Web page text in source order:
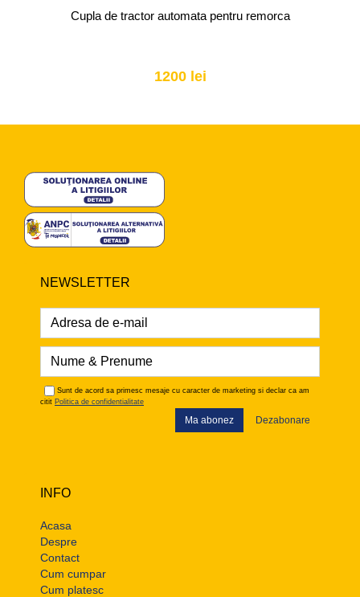
Cupla de tractor automata pentru remorca
1200 lei
NEWSLETTER
Sunt de acord sa primesc mesaje cu caracter de marketing si declar ca am
citit Politica de confidentialitate
Ma abonez Dezabonare
INFO
Acasa
Despre
Contact
Cum cumpar
Cum platesc